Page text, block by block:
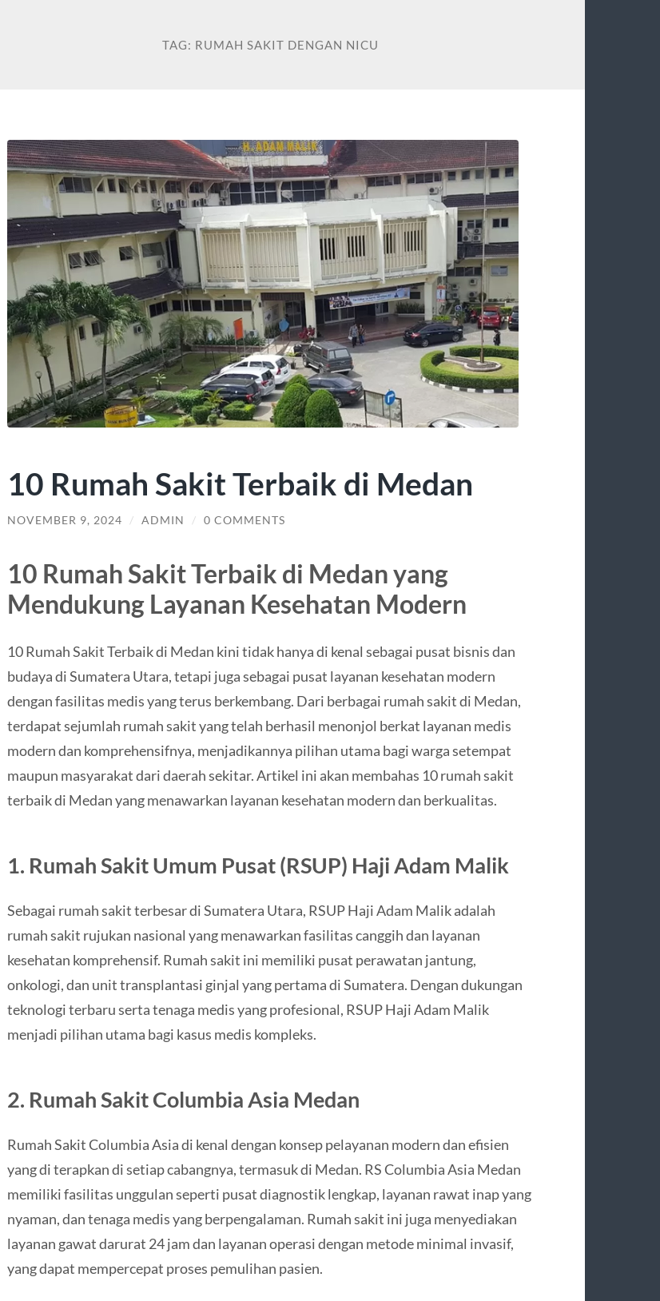
TAG: RUMAH SAKIT DENGAN NICU
10 Rumah Sakit Terbaik di Medan
NOVEMBER 9, 2024 / ADMIN / 0 COMMENTS
10 Rumah Sakit Terbaik di Medan yang
Mendukung Layanan Kesehatan Modern
10 Rumah Sakit Terbaik di Medan kini tidak hanya di kenal sebagai pusat bisnis dan
budaya di Sumatera Utara, tetapi juga sebagai pusat layanan kesehatan modern
dengan fasilitas medis yang terus berkembang. Dari berbagai rumah sakit di Medan,
terdapat sejumlah rumah sakit yang telah berhasil menonjol berkat layanan medis
modern dan komprehensifnya, menjadikannya pilihan utama bagi warga setempat
maupun masyarakat dari daerah sekitar. Artikel ini akan membahas 10 rumah sakit
terbaik di Medan yang menawarkan layanan kesehatan modern dan berkualitas.
1. Rumah Sakit Umum Pusat (RSUP) Haji Adam Malik
Sebagai rumah sakit terbesar di Sumatera Utara, RSUP Haji Adam Malik adalah
rumah sakit rujukan nasional yang menawarkan fasilitas canggih dan layanan
kesehatan komprehensif. Rumah sakit ini memiliki pusat perawatan jantung,
onkologi, dan unit transplantasi ginjal yang pertama di Sumatera. Dengan dukungan
teknologi terbaru serta tenaga medis yang profesional, RSUP Haji Adam Malik
menjadi pilihan utama bagi kasus medis kompleks.
2. Rumah Sakit Columbia Asia Medan
Rumah Sakit Columbia Asia di kenal dengan konsep pelayanan modern dan efisien
yang di terapkan di setiap cabangnya, termasuk di Medan. RS Columbia Asia Medan
memiliki fasilitas unggulan seperti pusat diagnostik lengkap, layanan rawat inap yang
nyaman, dan tenaga medis yang berpengalaman. Rumah sakit ini juga menyediakan
layanan gawat darurat 24 jam dan layanan operasi dengan metode minimal invasif,
yang dapat mempercepat proses pemulihan pasien.